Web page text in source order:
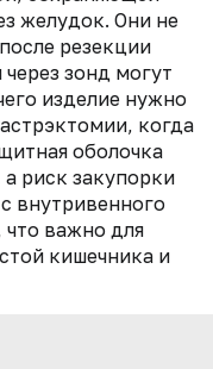
желудок. Они не
резекции
зонд могут
изделие нужно
когда
оболочка
риск закупорки
внутривенного
что важно для
кишечника и